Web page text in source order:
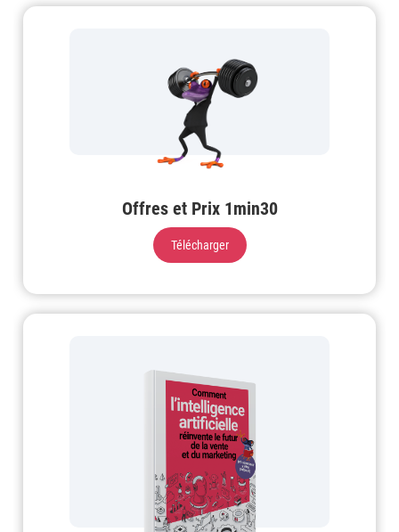
Offres et Prix 1min30
Télécharger